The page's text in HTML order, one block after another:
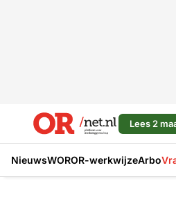
Lees 2
NieuwsWOROR-werkwijzeArbo